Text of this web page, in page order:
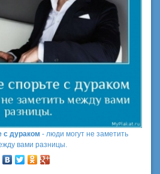
с дураком - люди могут не заметить
вами разницы.